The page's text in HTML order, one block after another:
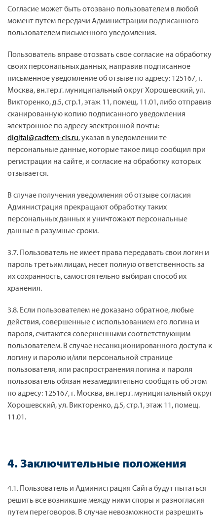
Согласие может быть отозвано пользователем в любой
момент путем передачи Администрации подписанного
пользователем письменного уведомления.
Пользователь вправе отозвать свое согласие на обработку
своих персональных данных, направив подписанное
письменное уведомление об отзыве по адресу: 125167, г.
Москва, вн.тер.г. муниципальный округ Хорошевский, ул.
Викторенко, д.5, стр.1, этаж 11, помещ. 11.01, либо отправив
сканированную копию подписанного уведомления
электронное по адресу электронной почты:
digital@cadfem-cis.ru, указав в уведомлении те
персональные данные, которые такое лицо сообщил при
регистрации на сайте, и согласие на обработку которых
отзывается.
В случае получения уведомления об отзыве согласия
Администрация прекращают обработку таких
персональных данных и уничтожают персональные
данные в разумные сроки.
3.7. Пользователь не имеет права передавать свои логин и
пароль третьим лицам, несет полную ответственность за
их сохранность, самостоятельно выбирая способ их
хранения.
3.8. Если пользователем не доказано обратное, любые
действия, совершенные с использованием его логина и
пароля, считаются совершенными соответствующим
пользователем. В случае несанкционированного доступа к
логину и паролю и/или персональной странице
пользователя, или распространения логина и пароля
пользователь обязан незамедлительно сообщить об этом
по адресу: 125167, г. Москва, вн.тер.г. муниципальный округ
Хорошевский, ул. Викторенко, д.5, стр.1, этаж 11, помещ.
11.01.
4. Заключительные положения
4.1. Пользователь и Администрация Сайта будут пытаться
решить все возникшие между ними споры и разногласия
путем переговоров. В случае невозможности разрешить